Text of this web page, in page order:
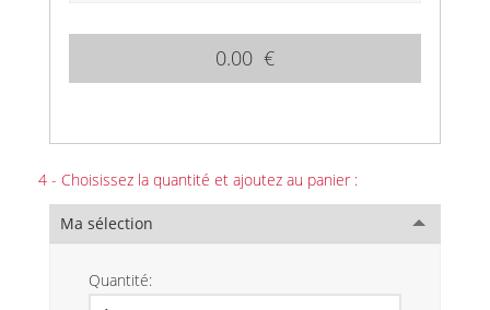
0.00 €
4 - Choisissez la quantité et ajoutez au panier :
Ma sélection
Quantité: